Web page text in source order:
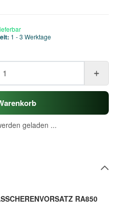
1 - 3 Werktage
geladen ...
RA850